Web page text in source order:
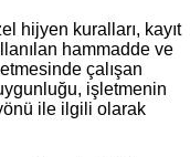
hijyen kuralları, kayıt
hammadde ve
çalışan
işletmenin
ile ilgili olarak